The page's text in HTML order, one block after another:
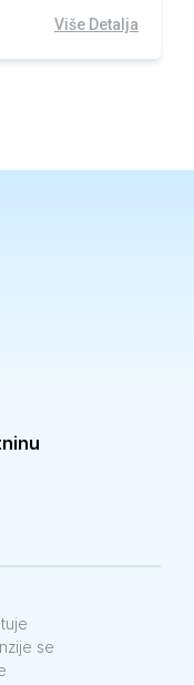
Više Detalja
se